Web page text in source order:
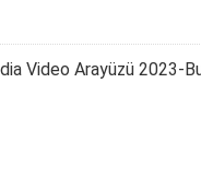
Video Arayüzü 2023-